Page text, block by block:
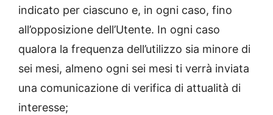
indicato per ciascuno e, in ogni caso, fino
all’opposizione dell’Utente. In ogni caso
qualora la frequenza dell’utilizzo sia minore di
sei mesi, almeno ogni sei mesi ti verrà inviata
una comunicazione di verifica di attualità di
interesse;